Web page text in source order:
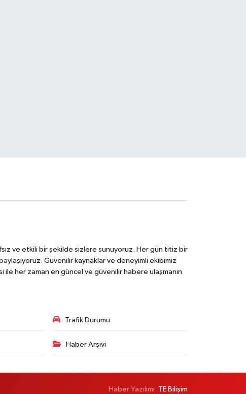
ve etkili bir şekilde sizlere sunuyoruz. Her gün titiz bir
Güvenilir kaynaklar ve deneyimli ekibimiz
her zaman en güncel ve güvenilir habere ulaşmanın
Trafik Durumu
Haber Arşivi
Haber Yazılımı: TE Bilişim